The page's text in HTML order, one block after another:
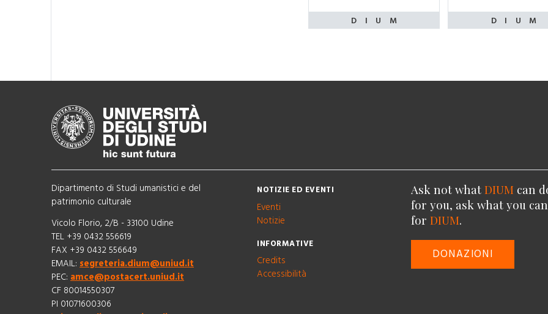
Dipartimento di Studi umanistici e del
patrimonio culturale
Vicolo Florio, 2/B - 33100 Udine
TEL +39 0432 556619
FAX +39 0432 556649
EMAIL: segreteria.dium@uniud.it
PEC: amce@postacert.uniud.it
CF 80014550307
PI 01071600306
NOTIZIE ED EVENTI
Eventi
Notizie
INFORMATIVE
Credits
Accessibilità
Ask not what DIUM can
for you, ask what you
for DIUM.
DONAZIONI